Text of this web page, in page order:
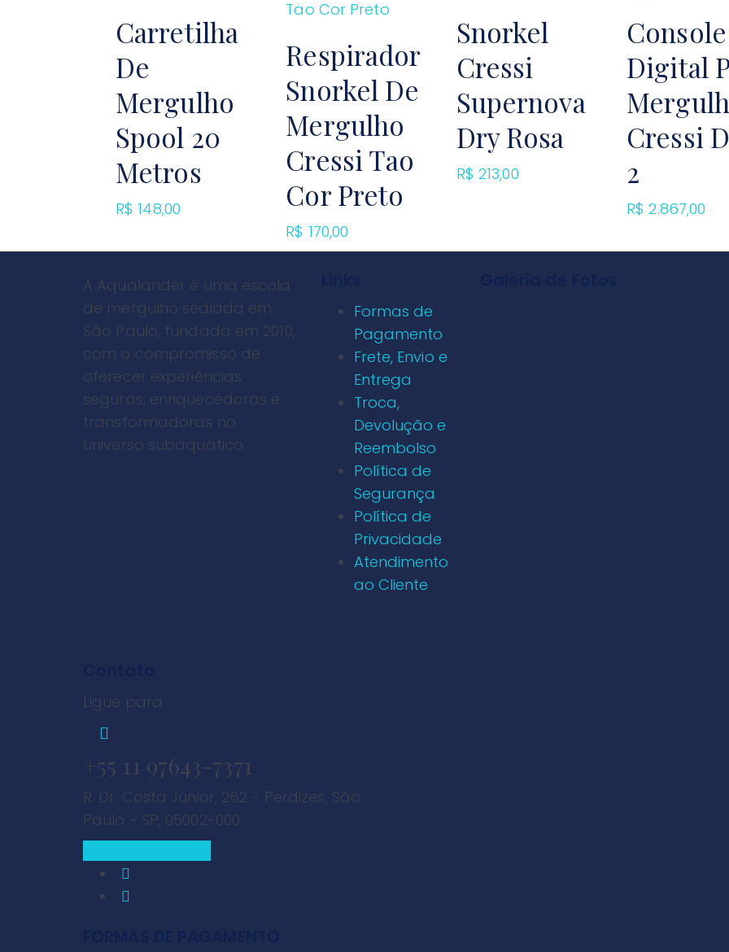
Carretilha
De
Mergulho
Spool 20
Metros
R$ 148,00
Respirador
Snorkel De
Mergulho
Cressi Tao
Cor Preto
R$ 170,00
Snorkel
Cressi
Supernova
Dry Rosa
R$ 213,00
Console
Digital
Cressi
2
R$ 2.867,00
A Aqualander é uma escola
de mergulho sediada em
São Paulo, fundada em 2010,
com o compromisso de
oferecer experiências
seguras, enriquecedoras e
transformadoras no
universo subaquático.
Formas de
Pagamento
Frete, Envio e
Entrega
Troca,
Devolução e
Reembolso
Política de
Segurança
Política de
Privacidade
Atendimento
ao Cliente
Ligue para
+55 11 97643-7371
R. Dr. Costa Júnior, 262 - Perdizes, São
Paulo - SP, 05002-000.